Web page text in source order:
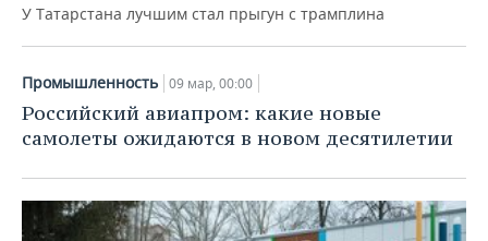
У Татарстана лучшим стал прыгун с трамплина
Промышленность 09 мар, 00:00
Российский авиапром: какие новые
самолеты ожидаются в новом десятилетии